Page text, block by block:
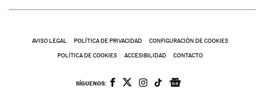
AVISO LEGAL POLÍTICA DE PRIVACIDAD CONFIGURACIÓN DE COOKIES
POLÍTICA DE COOKIES ACCESIBILIDAD CONTACTO
SÍGUENOS: